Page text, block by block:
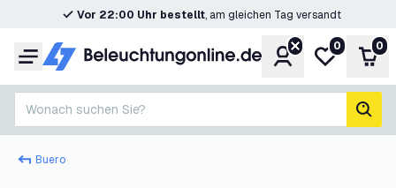
Vor 22:00 Uhr bestellt, am gleichen Tag versandt
Menü KontoMeine
0 0
Wonach suchen Sie?
Buero